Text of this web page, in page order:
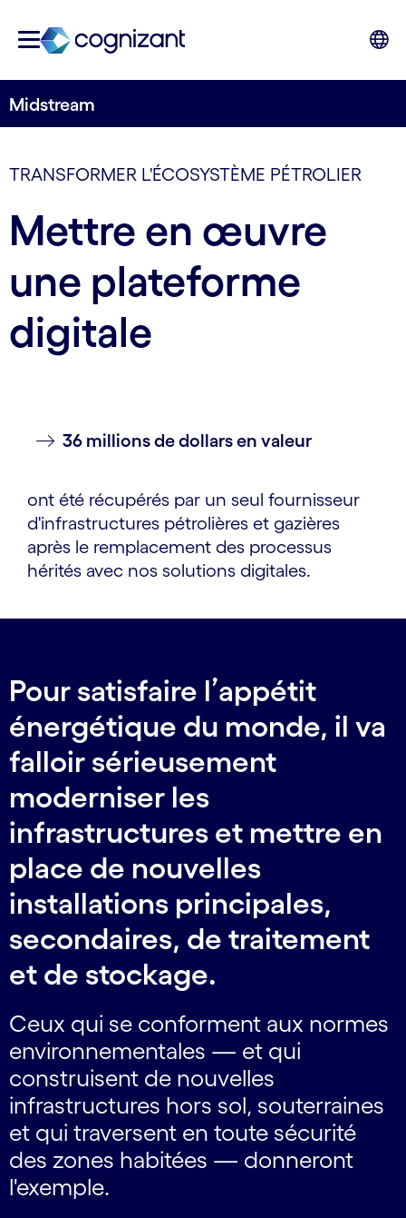
Midstream
TRANSFORMER L'ÉCOSYSTÈME PÉTROLIER
Mettre en œuvre
une plateforme
digitale
36 millions de dollars en valeur
ont été récupérés par un seul fournisseur
d'infrastructures pétrolières et gazières
après le remplacement des processus
hérités avec nos solutions digitales.
Pour satisfaire l’appétit
énergétique du monde, il va
falloir sérieusement
moderniser les
infrastructures et mettre en
place de nouvelles
installations principales,
secondaires, de traitement
et de stockage.
Ceux qui se conforment aux normes
environnementales — et qui
construisent de nouvelles
infrastructures hors sol, souterraines
et qui traversent en toute sécurité
des zones habitées — donneront
l'exemple.